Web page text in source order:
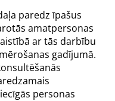
paredz īpašus
amatpersonas
ar tās darbību
gadījumā.
personas